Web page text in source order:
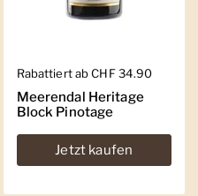
Regulärer Preis
Rabattiert ab CHF 34.90
Meerendal Heritage
Block Pinotage
Jetzt kaufen